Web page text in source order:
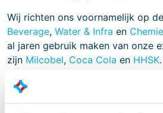
Wij richten ons voornamelijk op
Beverage, Water & Infra en Chemie
al jaren gebruik maken van onze
zijn Milcobel, Coca Cola en HHSK
uitgevoerde projecten toegelicht.